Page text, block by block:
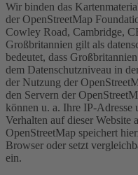
Wir binden das
der OpenStreetMap
Cowley Road, Cambridge,
Großbritannien gilt als
bedeutet, dass
dem Datenschutzniveau in
der Nutzung der
den Servern der
können u. a. Ihre IP-
Verhalten auf dieser Website
OpenStreetMap speichert
Browser oder setzt
ein.